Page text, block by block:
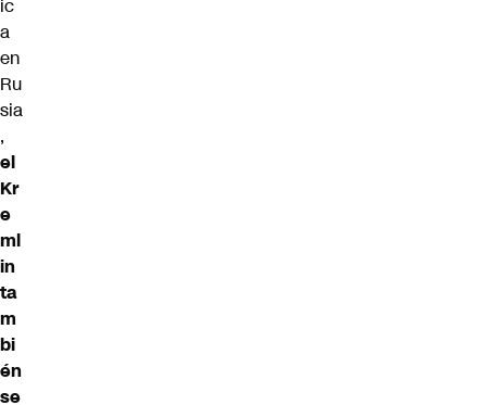
ic
a
en
Ru
sia
,
el
Kr
e
ml
in
ta
m
bi
én
se